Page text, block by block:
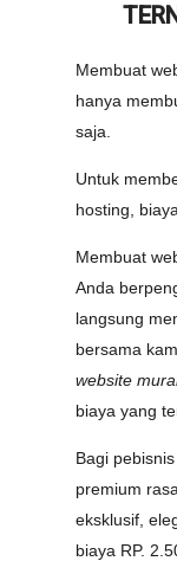
Membuat
hanya
saja.
Untuk
hosting,
Membuat
Anda
langsung
bersama
website
biaya yang
Bagi
premium
eksklusif,
biaya RP.